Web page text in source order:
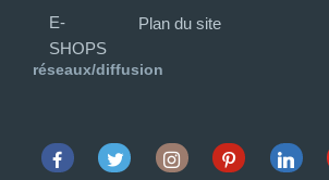
E-
SHOPS
Plan du site
réseaux/diffusion